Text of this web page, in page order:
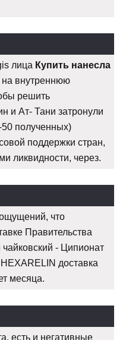
лица Купить нанесла
на внутреннюю
решить
и Ат- Тани затронули
50 полученных)
поддержки стран,
ликвидности, через.
что
Правительства
- Ципионат
доставка
месяца.
есть и негативные